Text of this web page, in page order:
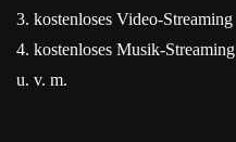
3. kostenloses Video-Streaming
4. kostenloses Musik-Streaming
u. v. m.